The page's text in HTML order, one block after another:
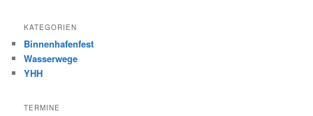
KATEGORIEN
Binnenhafenfest
Wasserwege
YHH
TERMINE